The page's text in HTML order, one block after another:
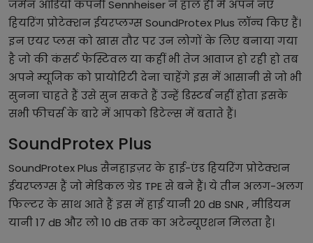
जर्मन ऑडियो कंपनी Sennheiser ने हाल ही में अपने नए
हियरिंग प्रोटेक्शन ईयरप्लग्स SoundProtex Plus लॉन्च किए हैं।
इन एयर प्लस को खास तौर पर उन लोगों के लिए बनाया गया
है जो की कंसर्ट फेस्टिवल या कहीं भी तेज आवाज हो रही हो तब
अपने म्यूजिक को प्रायोरिटी देना चाहेंगे इस में आसानी से जो भी
सुनना चाहते हैं उसे सुन सकते हैं उन्हें डिस्टर्ब नहीं होता इसके
सभी फीचर्स के बारे में आपको डिटेल्स में बताते हैं।
SoundProtex Plus
SoundProtex Plus सैनहाइज़र के हाई-एंड हियरिंग प्रोटेक्शन
ईयरप्लग्स हैं जो मेडिकल ग्रेड TPE से बने हैं। ये तीन अलग-अलग
फिल्टर के साथ आते हैं इस में हाई यानी 20 dB SNR , मीडियम
यानी 17 dB और लो 10 dB तक का अटेन्यूएशन मिलता है।